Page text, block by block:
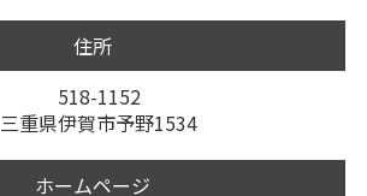
住所
518-1152
三重県伊賀市予野1534
ホームページ